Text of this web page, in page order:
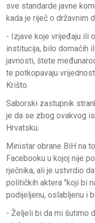
sve standarde javne
kada je riječ o državnim
- Izjave koje vrijeđaju ili
institucija, bilo domaćih
javnosti, štete
te potkopavaju
Krišto.
Saborski zastupnik
je da se zbog ovakvog
Hrvatsku.
Ministar obrane BiH na
Facebooku u kojoj nije
rječnika, ali je ustvrdio
političkih aktera "koji bi
podijeljenu, oslabljenu i
- Željeli bi da mi šutimo